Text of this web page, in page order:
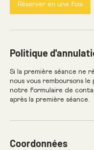
Réserver en une fois
Politique
Si la première séance ne
nous vous remboursons le
notre formulaire de
après la première séance.
Coordonnées